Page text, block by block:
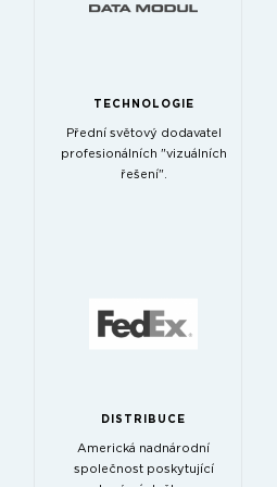
TECHNOLOGIE
Přední světový dodavatel
profesionálních "vizuálních
řešení".
DISTRIBUCE
Americká nadnárodní
společnost poskytující